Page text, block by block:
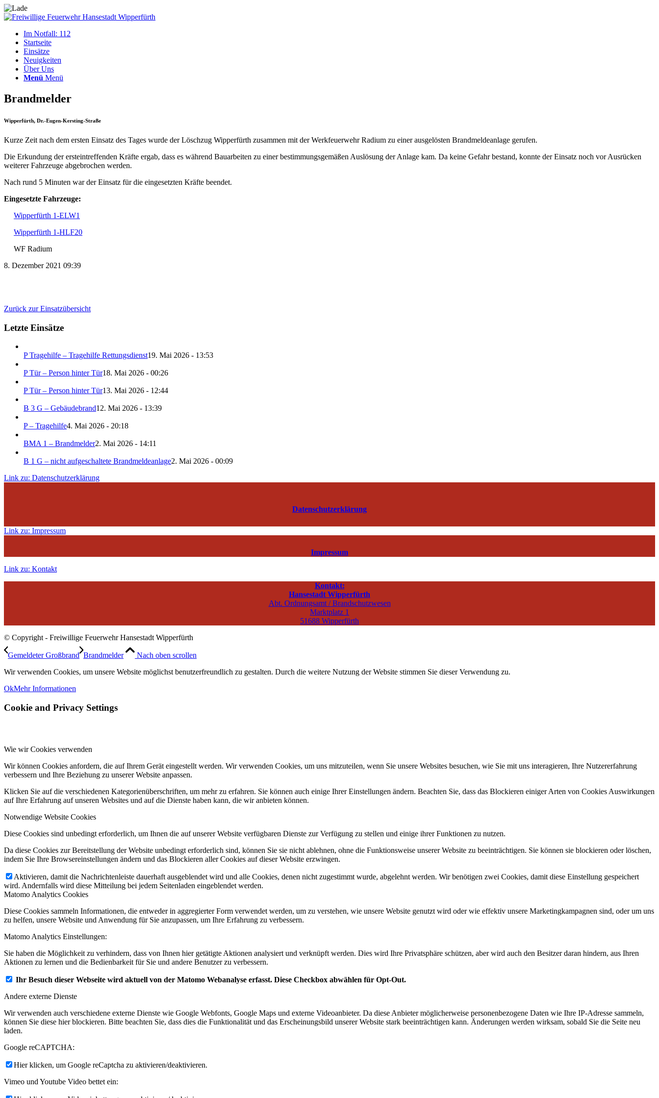
Im Notfall: 112
Startseite
Einsätze
Neuigkeiten
Über Uns
Menü Menü
Brandmelder
Wipperfürth, Dr.-Eugen-Kersting-Straße
Kurze Zeit nach dem ersten Einsatz des Tages wurde der Löschzug Wipperfürth zusammen mit der Werkfeuerwehr Radium zu einer ausgelösten Brandmeldeanlage gerufen.
Die Erkundung der ersteintreffenden Kräfte ergab, dass es während Bauarbeiten zu einer bestimmungsgemäßen Auslösung der Anlage kam. Da keine Gefahr bestand, konnte der Einsatz noch vor Ausrücken
weiterer Fahrzeuge abgebrochen werden.
Nach rund 5 Minuten war der Einsatz für die eingesetzten Kräfte beendet.
Eingesetzte Fahrzeuge:
Wipperfürth 1-ELW1
Wipperfürth 1-HLF20
WF Radium
8. Dezember 2021 09:39
Zurück zur Einsatzübersicht
Letzte Einsätze
P Tragehilfe – Tragehilfe Rettungsdienst19. Mai 2026 - 13:53
P Tür – Person hinter Tür18. Mai 2026 - 00:26
P Tür – Person hinter Tür13. Mai 2026 - 12:44
B 3 G – Gebäudebrand12. Mai 2026 - 13:39
P – Tragehilfe4. Mai 2026 - 20:18
BMA 1 – Brandmelder2. Mai 2026 - 14:11
B 1 G – nicht aufgeschaltete Brandmeldeanlage2. Mai 2026 - 00:09
Link zu: Datenschutzerklärung
Datenschutzerklärung
Link zu: Impressum
Impressum
Link zu: Kontakt
Kontakt:
Hansestadt Wipperfürth
Abt. Ordnungsamt / Brandschutzwesen
Marktplatz 1
51688 Wipperfürth
© Copyright - Freiwillige Feuerwehr Hansestadt Wipperfürth
Gemeldeter Großbrand Brandmelder
Nach oben scrollen
Wir verwenden Cookies, um unsere Website möglichst benutzerfreundlich zu gestalten. Durch die weitere Nutzung der Website stimmen Sie dieser Verwendung zu.
OkMehr Informationen
Cookie and Privacy Settings
Wie wir Cookies verwenden
Wir können Cookies anfordern, die auf Ihrem Gerät eingestellt werden. Wir verwenden Cookies, um uns mitzuteilen, wenn Sie unsere Websites besuchen, wie Sie mit uns interagieren, Ihre Nutzererfahrung
verbessern und Ihre Beziehung zu unserer Website anpassen.
Klicken Sie auf die verschiedenen Kategorienüberschriften, um mehr zu erfahren. Sie können auch einige Ihrer Einstellungen ändern. Beachten Sie, dass das Blockieren einiger Arten von Cookies Auswirkungen
auf Ihre Erfahrung auf unseren Websites und auf die Dienste haben kann, die wir anbieten können.
Notwendige Website Cookies
Diese Cookies sind unbedingt erforderlich, um Ihnen die auf unserer Website verfügbaren Dienste zur Verfügung zu stellen und einige ihrer Funktionen zu nutzen.
Da diese Cookies zur Bereitstellung der Website unbedingt erforderlich sind, können Sie sie nicht ablehnen, ohne die Funktionsweise unserer Website zu beeinträchtigen. Sie können sie blockieren oder löschen,
indem Sie Ihre Browsereinstellungen ändern und das Blockieren aller Cookies auf dieser Website erzwingen.
Aktivieren, damit die Nachrichtenleiste dauerhaft ausgeblendet wird und alle Cookies, denen nicht zugestimmt wurde, abgelehnt werden. Wir benötigen zwei Cookies, damit diese Einstellung gespeichert
wird. Andernfalls wird diese Mitteilung bei jedem Seitenladen eingeblendet werden.
Matomo Analytics Cookies
Diese Cookies sammeln Informationen, die entweder in aggregierter Form verwendet werden, um zu verstehen, wie unsere Website genutzt wird oder wie effektiv unsere Marketingkampagnen sind, oder um uns
zu helfen, unsere Website und Anwendung für Sie anzupassen, um Ihre Erfahrung zu verbessern.
Matomo Analytics Einstellungen:
Sie haben die Möglichkeit zu verhindern, dass von Ihnen hier getätigte Aktionen analysiert und verknüpft werden. Dies wird Ihre Privatsphäre schützen, aber wird auch den Besitzer daran hindern, aus Ihren
Aktionen zu lernen und die Bedienbarkeit für Sie und andere Benutzer zu verbessern.
Ihr Besuch dieser Webseite wird aktuell von der Matomo Webanalyse erfasst. Diese Checkbox abwählen für Opt-Out.
Andere externe Dienste
Wir verwenden auch verschiedene externe Dienste wie Google Webfonts, Google Maps und externe Videoanbieter. Da diese Anbieter möglicherweise personenbezogene Daten wie Ihre IP-Adresse sammeln,
können Sie diese hier blockieren. Bitte beachten Sie, dass dies die Funktionalität und das Erscheinungsbild unserer Website stark beeinträchtigen kann. Änderungen werden wirksam, sobald Sie die Seite neu
laden.
Google reCAPTCHA:
Hier klicken, um Google reCaptcha zu aktivieren/deaktivieren.
Vimeo und Youtube Video bettet ein: